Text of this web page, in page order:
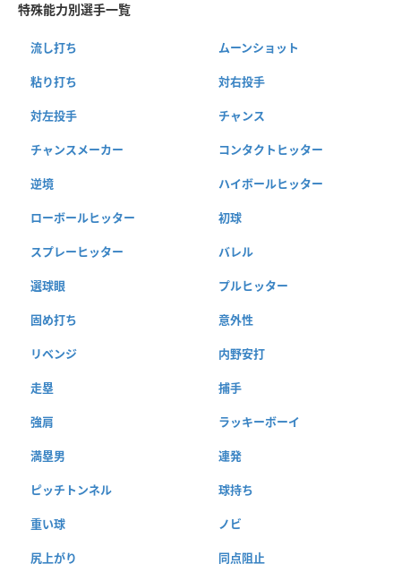
特殊能力別選手一覧
流し打ち ムーンショット
粘り打ち 対右投手
対左投手 チャンス
チャンスメーカー コンタクトヒッター
逆境 ハイボールヒッター
ローボールヒッター 初球
スプレーヒッター バレル
選球眼 プルヒッター
固め打ち 意外性
リベンジ 内野安打
走塁 捕手
強肩 ラッキーボーイ
満塁男 連発
ピッチトンネル 球持ち
重い球 ノビ
尻上がり 同点阻止